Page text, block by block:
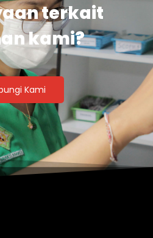
terkait
kami?
Kami